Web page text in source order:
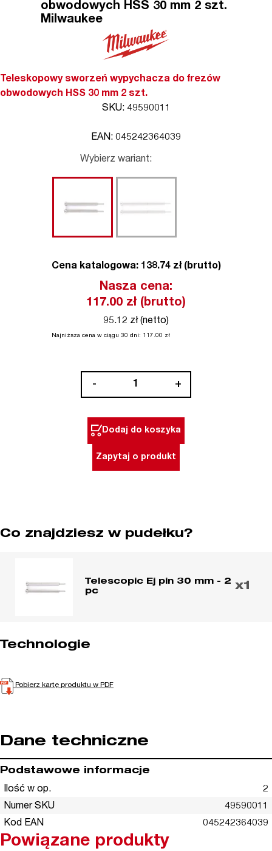
obwodowych HSS 30 mm 2 szt.
Milwaukee
Teleskopowy sworzeń wypychacza do frezów
obwodowych HSS 30 mm 2 szt.
SKU: 49590011
EAN: 045242364039
Wybierz wariant:
Cena katalogowa: 138.74 zł (brutto)
Nasza cena:
117.00 zł (brutto)
95.12 zł (netto)
Najniższa cena w ciągu 30 dni: 117.00 zł
-
wypychacza
do
frezów
szt.
+
Dodaj do koszyka
Zapytaj o produkt
Co znajdziesz w pudełku?
Telescopic Ej pin 30 mm - 2
pc
x1
Technologie
Pobierz kartę produktu w PDF
Dane techniczne
Podstawowe informacje
Ilość w op.
2
Numer SKU
49590011
Kod EAN
045242364039
Powiązane produkty